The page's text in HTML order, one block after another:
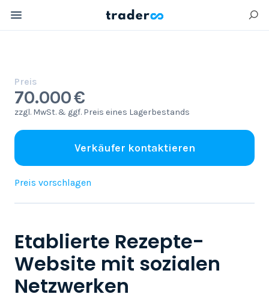
Etablierte Rezepte-
Website mit sozialen
Netzwerken
Preis
70.000 €
zzgl. MwSt. & ggf. Preis eines Lagerbestands
Verkäufer kontaktieren
Preis vorschlagen